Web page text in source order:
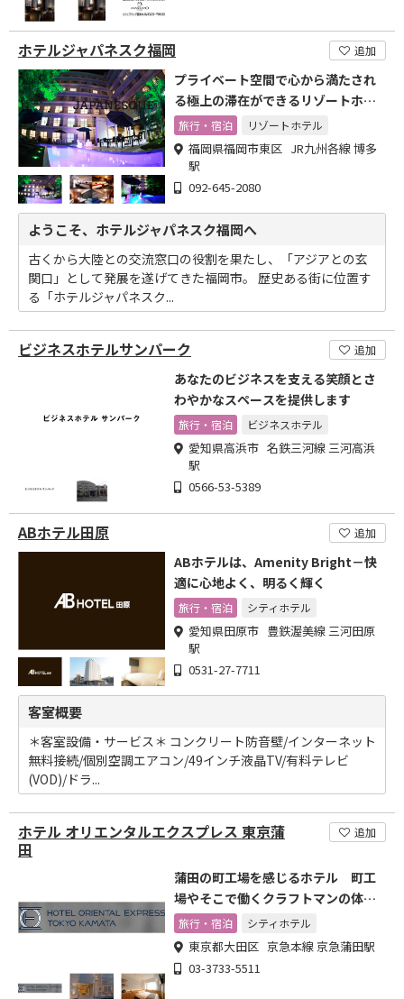
ホテルジャパネスク福岡 追加
プライベート空間で心から満たされ
る極上の滞在ができるリゾートホテ
ル旅行・宿泊 リゾートホテル
福岡県福岡市東区 JR九州各線 博多
駅
092-645-2080
ようこそ、ホテルジャパネスク福岡へ
古くから大陸との交流窓口の役割を果たし、「アジアとの玄
関口」として発展を遂げてきた福岡市。 歴史ある街に位置す
る「ホテルジャパネスク...
ビジネスホテルサンパーク 追加
あなたのビジネスを支える笑顔とさ
わやかなスペースを提供します
旅行・宿泊 ビジネスホテル
愛知県高浜市 名鉄三河線 三河高浜
駅
0566-53-5389
ABホテル田原 追加
ABホテルは、Amenity Bright－快
適に心地よく、明るく輝く
旅行・宿泊 シティホテル
愛知県田原市 豊鉄渥美線 三河田原
駅
0531-27-7711
客室概要
＊客室設備・サービス＊ コンクリート防音壁/インターネット
無料接続/個別空調エアコン/49インチ液晶TV/有料テレビ
(VOD)/ドラ...
ホテル オリエンタルエクスプレス 東京蒲
田
追加
蒲田の町工場を感じるホテル 町工
場やそこで働くクラフトマンの体験
価値を
旅行・宿泊 シティホテル
東京都大田区 京急本線 京急蒲田駅
03-3733-5511